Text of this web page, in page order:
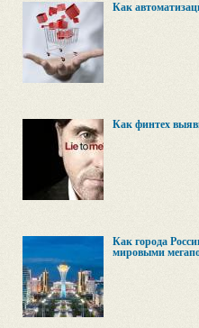
Как
Как финтех
Как города
мировыми